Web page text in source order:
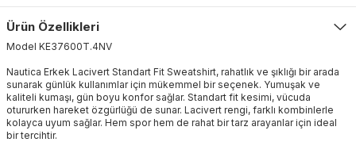
Ürün Özellikleri
Model KE37600T.4NV
Nautica Erkek Lacivert Standart Fit Sweatshirt, rahatlık ve şıklığı bir arada
sunarak günlük kullanımlar için mükemmel bir seçenek. Yumuşak ve
kaliteli kumaşı, gün boyu konfor sağlar. Standart fit kesimi, vücuda
otururken hareket özgürlüğü de sunar. Lacivert rengi, farklı kombinlerle
kolayca uyum sağlar. Hem spor hem de rahat bir tarz arayanlar için ideal
bir tercihtir.